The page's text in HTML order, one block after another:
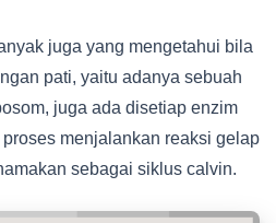
juga yang mengetahui bila
pati, yaitu adanya sebuah
juga ada disetiap enzim
menjalankan reaksi gelap
sebagai siklus calvin.